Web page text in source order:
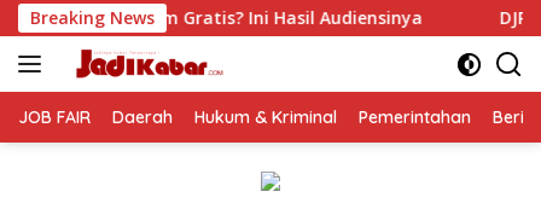
Langsung
ke
konten
Breaking News
Ini Hasil Audiensinya DJP Jawa Timur
JOB FAIR Daerah Hukum & Kriminal Pemerintahan